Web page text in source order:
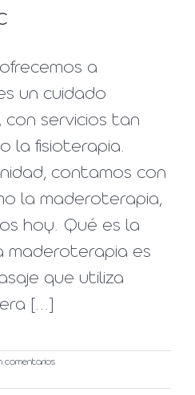
a
un cuidado
con servicios tan
la fisioterapia.
contamos con
la maderoterapia,
hoy. Qué es la
maderoterapia es
que utiliza
[...]
comentarios